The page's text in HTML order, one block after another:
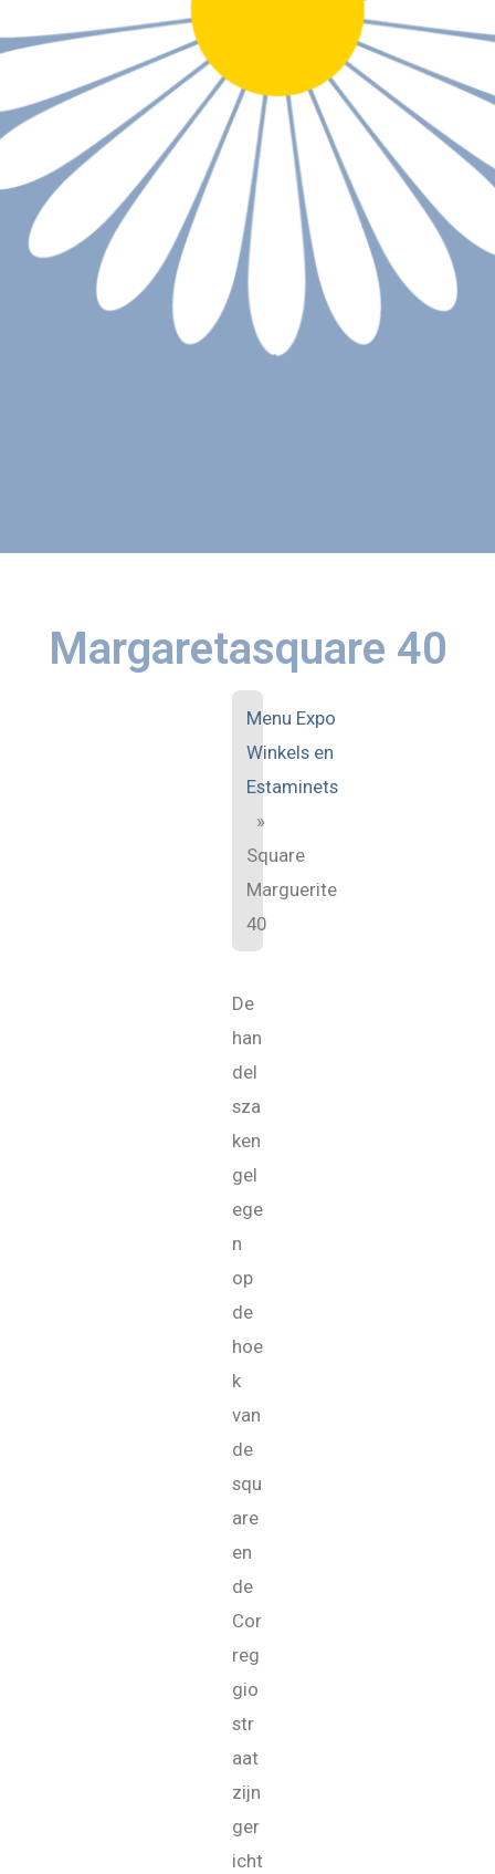
Margaretasquare 40
Menu Expo
Winkels en
Estaminets
»
Square
Marguerite
40
De
han
del
sza
ken
gel
ege
n
op
de
hoe
k
van
de
squ
are
en
de
Cor
reg
gio
str
aat
zijn
ger
icht